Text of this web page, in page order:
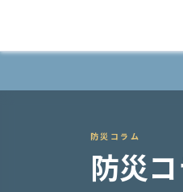
防災コラム
防災